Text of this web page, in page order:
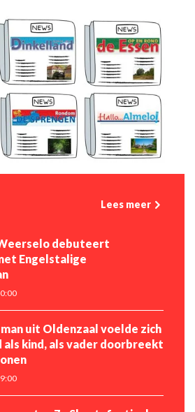
Lees meer
debuteert
Engelstalige
uit Oldenzaal voelde zich
als kind, als vader doorbreekt